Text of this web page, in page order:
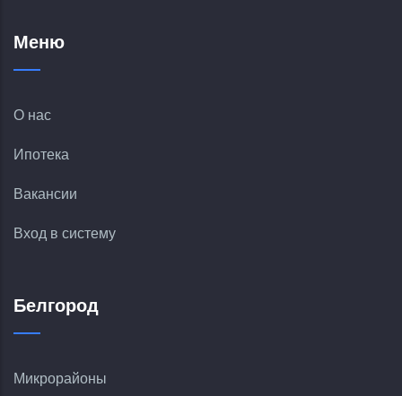
Меню
О нас
Ипотека
Вакансии
Вход в систему
Белгород
Микрорайоны